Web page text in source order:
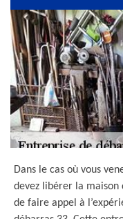
Dans le cas où vous
devez libérer la maison
de faire appel à